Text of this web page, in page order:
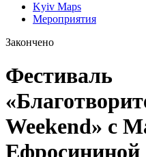
Kyiv Maps
Мероприятия
Закончено
Фестиваль
Weekend» с
Ефросининой